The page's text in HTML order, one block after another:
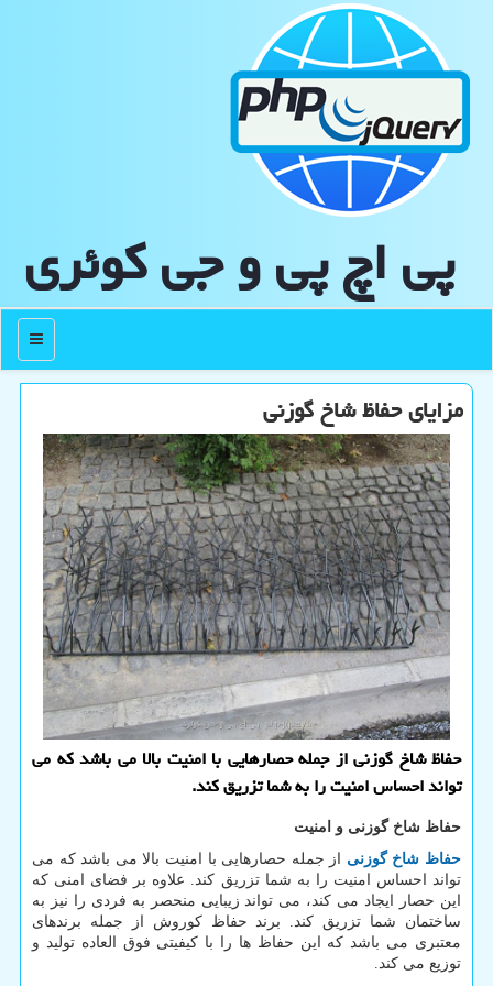
پی اچ پی و جی كوئری
منو
مزایای حفاظ شاخ گوزنی
حفاظ شاخ گوزنی از جمله حصارهایی با امنیت بالا می باشد كه می
تواند احساس امنیت را به شما تزریق كند.
حفاظ شاخ گوزنی و امنیت
حفاظ شاخ گوزنی از جمله حصارهایی با امنیت بالا می باشد که می
تواند احساس امنیت را به شما تزریق کند. علاوه بر فضای امنی که
این حصار ایجاد می کند، می تواند زیبایی منحصر به فردی را نیز به
ساختمان شما تزریق کند. برند حفاظ کوروش از جمله برندهای
معتبری می باشد که این حفاظ ها را با کیفیتی فوق العاده تولید و
توزیع می کند.